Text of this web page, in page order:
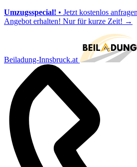
Umzugsspecial! • Jetzt kostenlos
Angebot erhalten! Nur für kurze Zeit! →
Beiladung-Innsbruck.at